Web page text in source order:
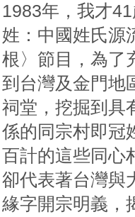
1983年，我才
姓：中國姓氏源
根〉節目，為了
到台灣及金門地
祠堂，挖掘到具
係的同宗村即冠
百計的這些同心
卻代表著台灣與
緣字開宗明義，